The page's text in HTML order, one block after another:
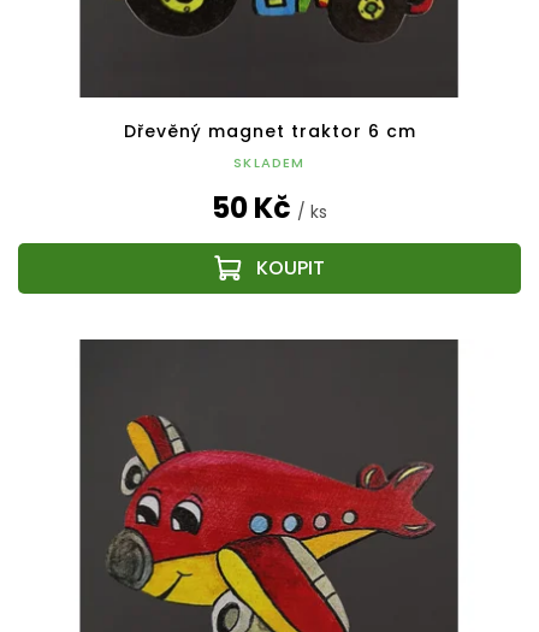
Dřevěný magnet traktor 6 cm
SKLADEM
50 Kč / ks